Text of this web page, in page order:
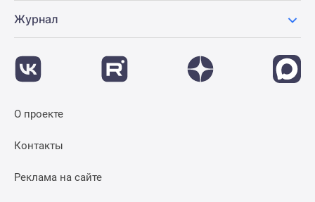
Журнал
О проекте
Контакты
Реклама на сайте